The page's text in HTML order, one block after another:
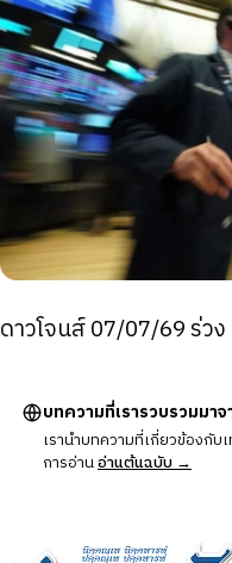
ดาวโจนส์ 07/07/69 ร่ว
บทความที่เรารวบรวมมา
เรานำบทความที่เกี่ยวข้องกับ
การอ่านอ่านต้นฉบับ →